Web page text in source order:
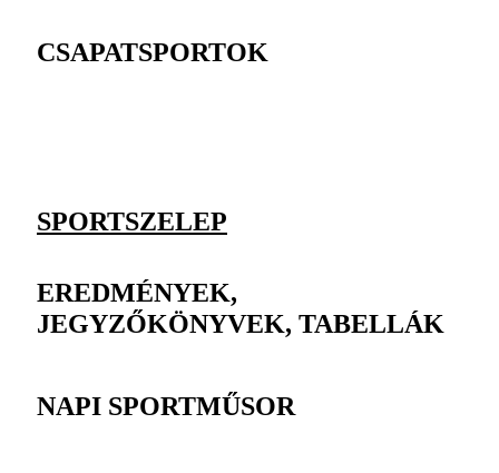
CSAPATSPORTOK
SPORTSZELEP
EREDMÉNYEK,
JEGYZŐKÖNYVEK, TABELLÁK
NAPI SPORTMŰSOR